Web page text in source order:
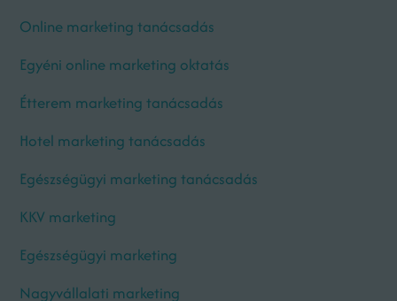
Online marketing tanácsadás
Egyéni online marketing oktatás
Étterem marketing tanácsadás
Hotel marketing tanácsadás
Egészségügyi marketing tanácsadás
KKV marketing
Egészségügyi marketing
Nagyvállalati marketing